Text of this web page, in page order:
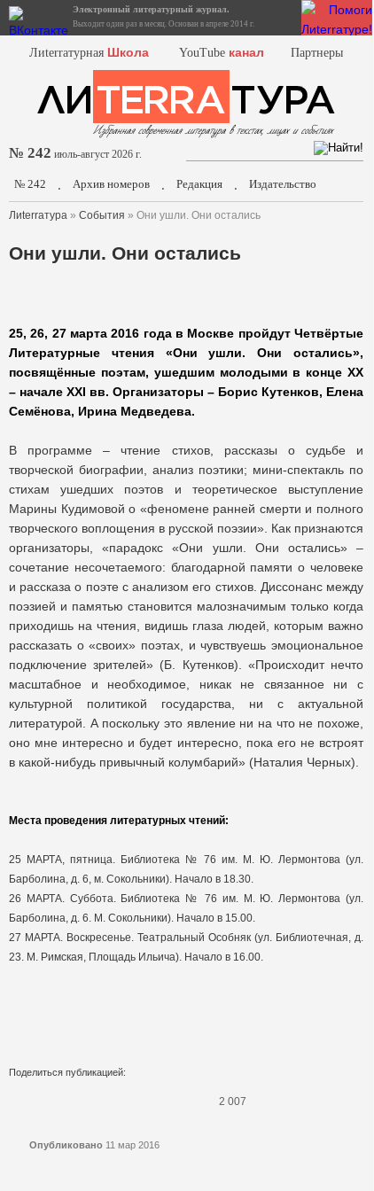
Электронный литературный журнал.
Выходит один раз в месяц. Основан в апреле 2014 г.
Лиterraтурная Школа YouTube канал Партнеры
№ 242 июль-август 2026 г.
№ 242 . Архив номеров . Редакция . Издательство
Лиterraтура » События » Они ушли. Они остались
Они ушли. Они остались
25, 26, 27 марта 2016 года в Москве пройдут Четвёртые
Литературные чтения «Они ушли. Они остались»,
посвящённые поэтам, ушедшим молодыми в конце XX
– начале XXI вв. Организаторы – Борис Кутенков, Елена
Семёнова, Ирина Медведева.
В программе – чтение стихов, рассказы о судьбе и
творческой биографии, анализ поэтики; мини-спектакль по
стихам ушедших поэтов и теоретическое выступление
Марины Кудимовой о «феномене ранней смерти и полного
творческого воплощения в русской поэзии». Как признаются
организаторы, «парадокс «Они ушли. Они остались» –
сочетание несочетаемого: благодарной памяти о человеке
и рассказа о поэте с анализом его стихов. Диссонанс между
поэзией и памятью становится малозначимым только когда
приходишь на чтения, видишь глаза людей, которым важно
рассказать о «своих» поэтах, и чувствуешь эмоциональное
подключение зрителей» (Б. Кутенков). «Происходит нечто
масштабное и необходимое, никак не связанное ни с
культурной политикой государства, ни с актуальной
литературой. А поскольку это явление ни на что не похоже,
оно мне интересно и будет интересно, пока его не встроят
в какой-нибудь привычный колумбарий» (Наталия Черных).
Места проведения литературных чтений:
25 МАРТА, пятница. Библиотека № 76 им. М. Ю. Лермонтова (ул.
Барболина, д. 6, м. Сокольники). Начало в 18.30.
26 МАРТА. Суббота. Библиотека № 76 им. М. Ю. Лермонтова (ул.
Барболина, д. 6. М. Сокольники). Начало в 15.00.
27 МАРТА. Воскресенье. Театральный Особняк (ул. Библиотечная, д.
23. М. Римская, Площадь Ильича). Начало в 16.00.
Поделиться публикацией:
2 007
Опубликовано 11 мар 2016